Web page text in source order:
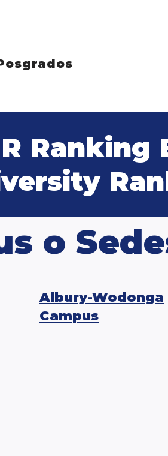
Ranking
o
Albury-Wodonga
Campus